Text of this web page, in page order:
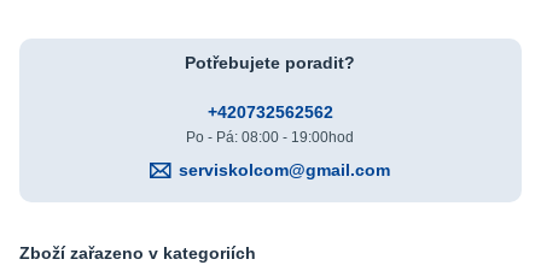
Potřebujete poradit?
+420732562562
Po - Pá: 08:00 - 19:00hod
serviskolcom@gmail.com
Zboží zařazeno v kategoriích